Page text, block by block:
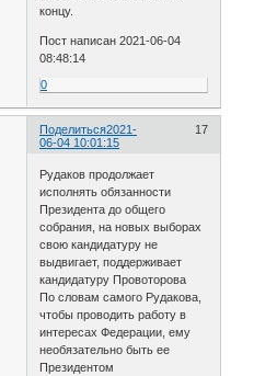
концу.
Пост написан 2021-06-04
08:48:14
0
Поделиться 17
2021-
06-04 10:01:15
Рудаков продолжает
исполнять обязанности
Президента до общего
собрания, на новых выборах
свою кандидатуру не
выдвигает, поддерживает
кандидатуру Провоторова
По словам самого Рудакова,
чтобы проводить работу в
интересах Федерации, ему
необязательно быть ее
Президентом